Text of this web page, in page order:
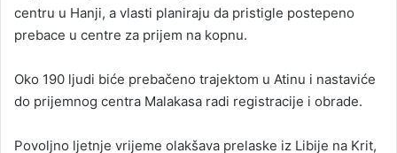
centru u Hanji, a vlasti planiraju da pristigle postepeno
prebace u centre za prijem na kopnu.
Oko 190 ljudi biće prebačeno trajektom u Atinu i nastaviće
do prijemnog centra Malakasa radi registracije i obrade.
Povoljno ljetnje vrijeme olakšava prelaske iz Libije na Krit,